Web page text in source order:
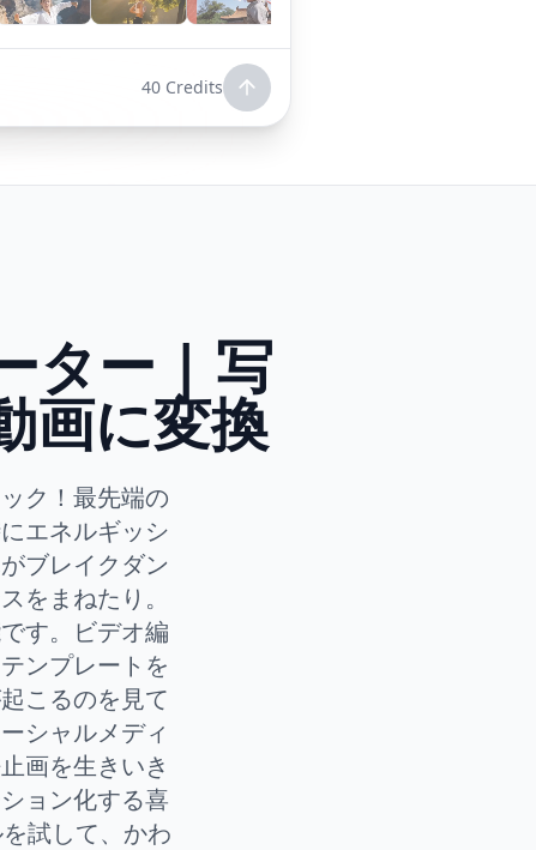
40 Credits
ター | 写
画に変換
ク！最先端の
エネルギッシ
ブレイクダン
をまねたり。
す。ビデオ編
ンプレートを
こるのを見て
シャルメディ
画を生きいき
ョン化する喜
試して、かわ